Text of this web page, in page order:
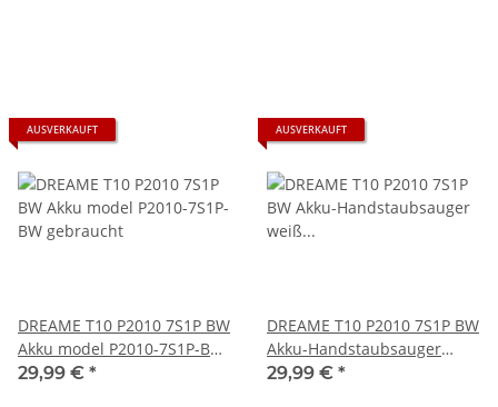
AUSVERKAUFT
DREAME T10 P2010 7S1P BW
Akku model P2010-7S1P-BW
gebraucht
29,99 € *
AUSVERKAUFT
DREAME T10 P2010 7S1P BW
Akku-Handstaubsauger
weiß Weiß nur Hauptgerät
29,99 € *